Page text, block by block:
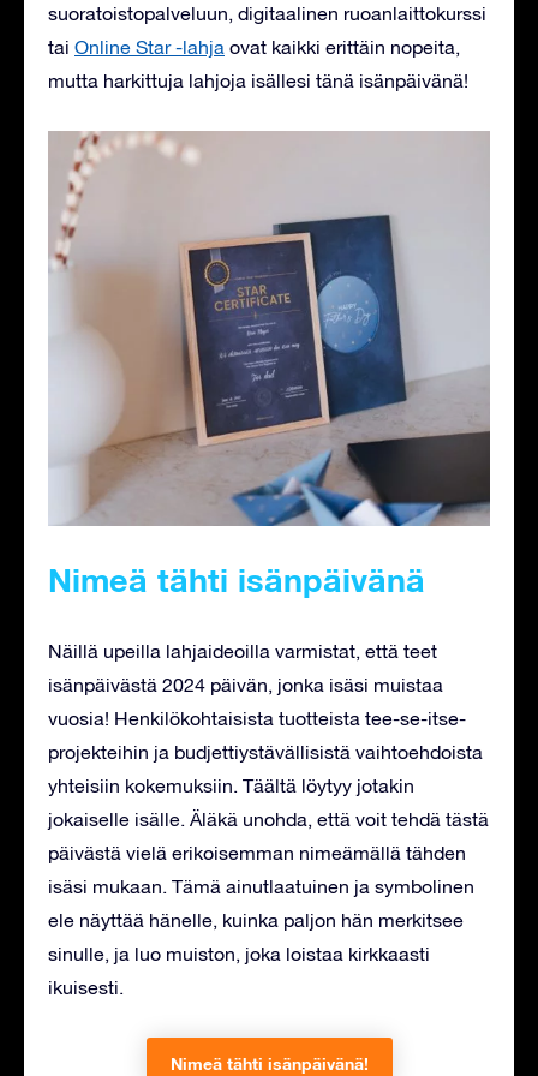
suoratoistopalveluun, digitaalinen ruoanlaittokurssi
tai Online Star -lahja ovat kaikki erittäin nopeita,
mutta harkittuja lahjoja isällesi tänä isänpäivänä!
Nimeä tähti isänpäivänä
Näillä upeilla lahjaideoilla varmistat, että teet
isänpäivästä 2024 päivän, jonka isäsi muistaa
vuosia! Henkilökohtaisista tuotteista tee-se-itse-
projekteihin ja budjettiystävällisistä vaihtoehdoista
yhteisiin kokemuksiin. Täältä löytyy jotakin
jokaiselle isälle. Äläkä unohda, että voit tehdä tästä
päivästä vielä erikoisemman nimeämällä tähden
isäsi mukaan. Tämä ainutlaatuinen ja symbolinen
ele näyttää hänelle, kuinka paljon hän merkitsee
sinulle, ja luo muiston, joka loistaa kirkkaasti
ikuisesti.
Nimeä tähti isänpäivänä!